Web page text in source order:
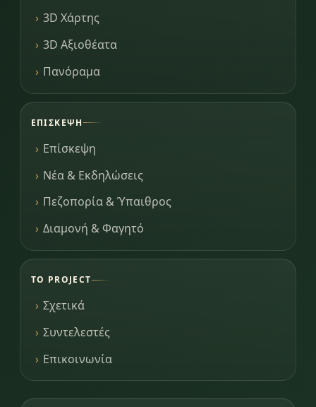
3D Χάρτης
3D Αξιοθέατα
Πανόραμα
ΕΠΊΣΚΕΨΗ
Επίσκεψη
Νέα & Εκδηλώσεις
Πεζοπορία & Ύπαιθρος
Διαμονή & Φαγητό
ΤΟ PROJECT
Σχετικά
Συντελεστές
Επικοινωνία